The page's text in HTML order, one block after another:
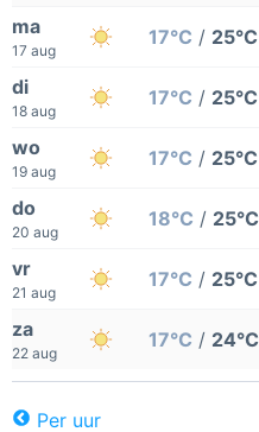
ma
17 aug
17°C / 25°C
di
18 aug
17°C / 25°C
wo
19 aug
17°C / 25°C
do
20 aug
18°C / 25°C
vr
21 aug
17°C / 25°C
za
22 aug
17°C / 24°C
Per uur